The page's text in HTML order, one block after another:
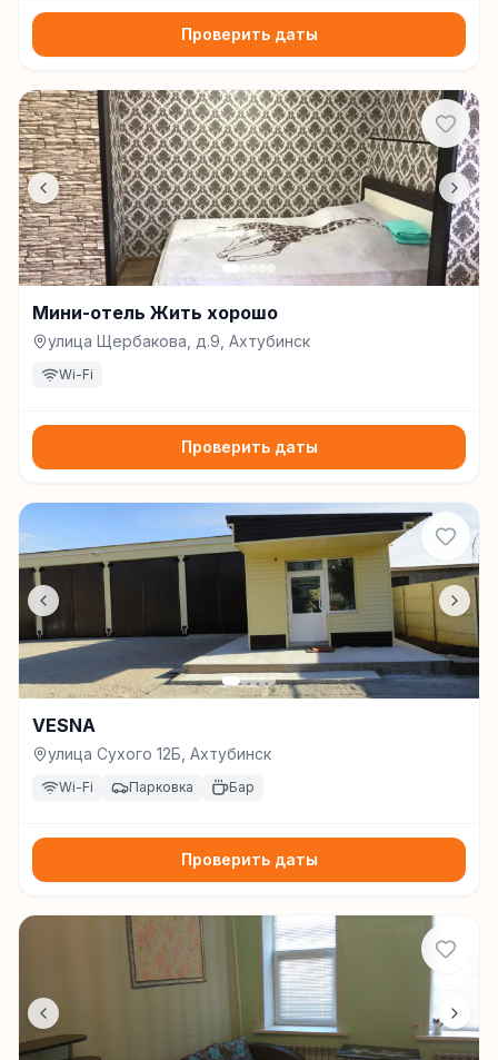
Проверить даты
Мини-отель Жить хорошо
улица Щербакова, д.9, Ахтубинск
Wi-Fi
Проверить даты
VESNA
улица Сухого 12Б, Ахтубинск
Wi-Fi Парковка Бар
Проверить даты